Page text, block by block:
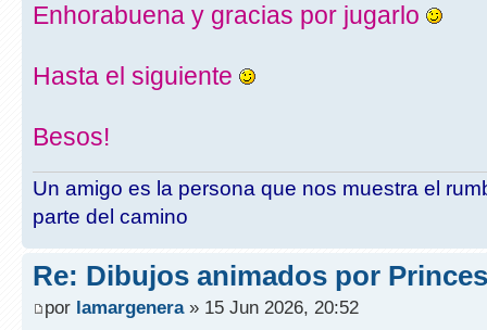
Enhorabuena y gracias por jugarlo
Hasta el siguiente
Besos!
Un amigo es la persona que nos muestra el
parte del camino
Re: Dibujos animados por
por lamargenera» 15 Jun 2026, 20:52